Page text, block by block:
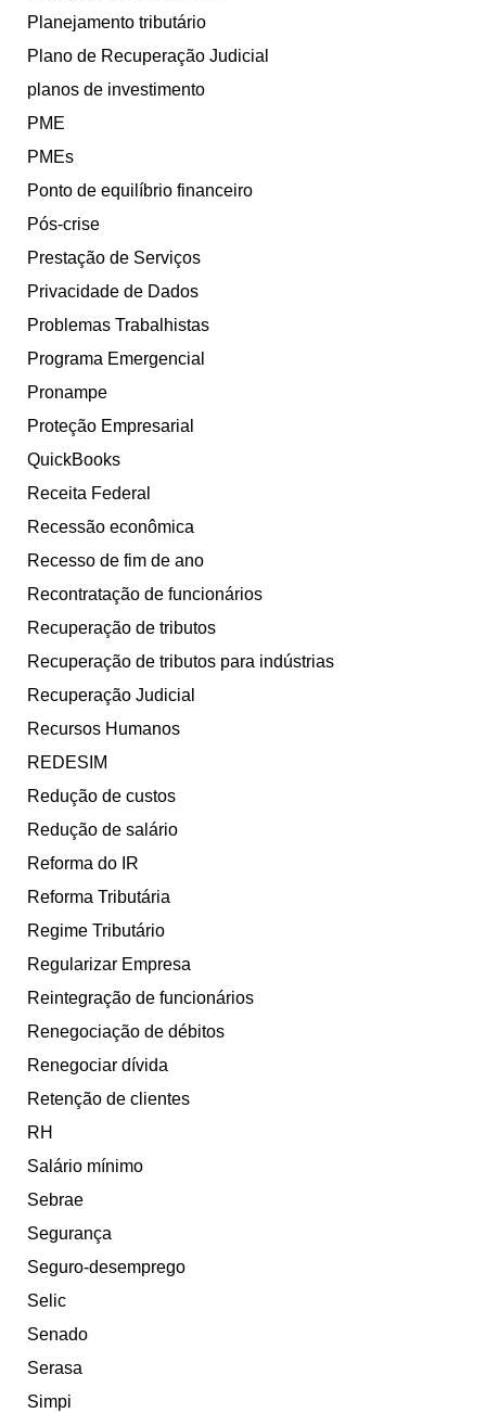
Planejamento tributário
Plano de Recuperação Judicial
planos de investimento
PME
PMEs
Ponto de equilíbrio financeiro
Pós-crise
Prestação de Serviços
Privacidade de Dados
Problemas Trabalhistas
Programa Emergencial
Pronampe
Proteção Empresarial
QuickBooks
Receita Federal
Recessão econômica
Recesso de fim de ano
Recontratação de funcionários
Recuperação de tributos
Recuperação de tributos para indústrias
Recuperação Judicial
Recursos Humanos
REDESIM
Redução de custos
Redução de salário
Reforma do IR
Reforma Tributária
Regime Tributário
Regularizar Empresa
Reintegração de funcionários
Renegociação de débitos
Renegociar dívida
Retenção de clientes
RH
Salário mínimo
Sebrae
Segurança
Seguro-desemprego
Selic
Senado
Serasa
Simpi